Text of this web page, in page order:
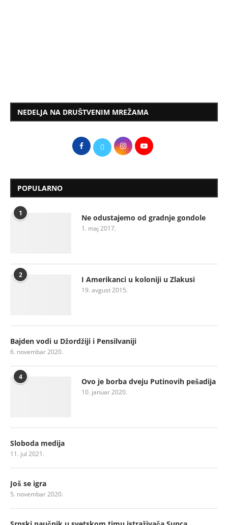
NEDELJA NA DRUŠTVENIM MREŽAMA
POPULARNO
1 Ne odustajemo od gradnje gondole
1. maj 2017.
2 I Amerikanci u koloniji u Zlakusi
19. avgust 2015.
Bajden vodi u Džordžiji i Pensilvaniji
6. novembar 2020.
4 Ovo je borba dveju Putinovih pešadija
10. januar 2020.
Sloboda medija
11. jul 2021.
Još se igra
5. novembar 2020.